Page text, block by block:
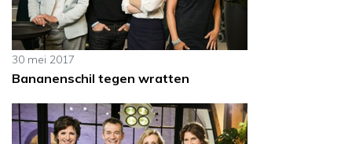
30 mei 2017
Bananenschil tegen wratten